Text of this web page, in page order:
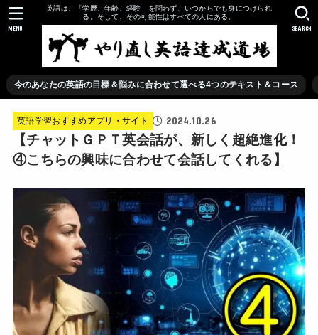
英語は、「学歴、年齢、経験」を問わず、いつからでも身につけられ
る。そして、その可能性はすべての人にある。
今のあなたの英語の目標＆悩みに合わせて選べる4つのテキスト＆コース
SEARCH
MENU
英語学習おすすめアプリ・サイト 2024.10.26
【チャットＧＰＴ英会話が、新しく超絶進化！
④こちらの興味に合わせて会話してくれる】